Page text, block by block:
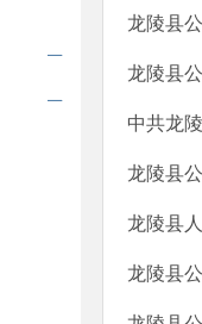
龙陵县
龙陵县
中共龙
龙陵县
龙陵县
龙陵县